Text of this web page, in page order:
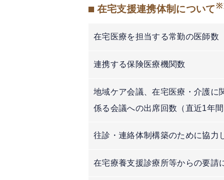
■ 在宅支援連携体制について
在宅医療を担当する常勤の医師数
連携する保険医療機関数
地域ケア会議、在宅医療・介護に
係る会議への出席回数（直近1年間
往診・連絡体制構築のために協力
在宅療養支援診療所等からの要請